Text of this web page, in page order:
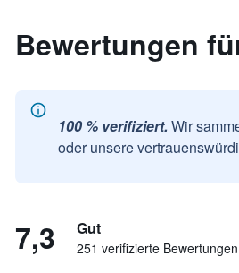
Bewertungen
100 % verifiziert. Wir
oder unsere
7,3 Gut
251 verifizierte Bewertungen